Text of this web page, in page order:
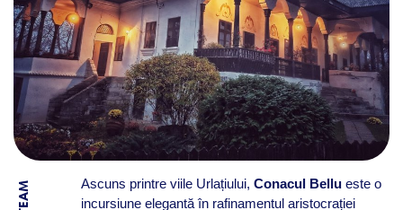
Ascuns printre viile Urlațiului, Conacul Bellueste o
incursiune elegantă în rafinamentul aristocrației